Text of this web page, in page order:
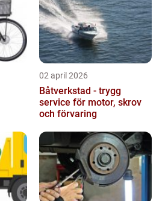
02 april 2026
Båtverkstad - trygg
service för motor, skrov
och förvaring